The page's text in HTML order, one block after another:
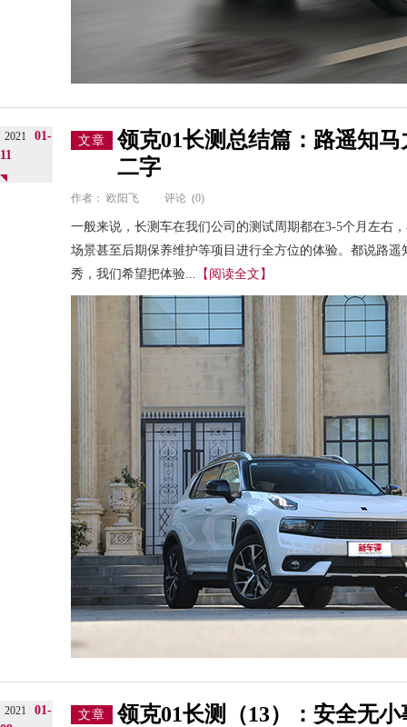
2021
01-
11
文章
领克01长测总结篇：路遥知
二字
作者： 欧阳飞 评论 (0)
一般来说，长测车在我们公司的测试周期都在3-5个月左右
场景甚至后期保养维护等项目进行全方位的体验。都说路
秀，我们希望把体验... 【阅读全文】
2021
01-
文章
领克01长测（13）：安全无